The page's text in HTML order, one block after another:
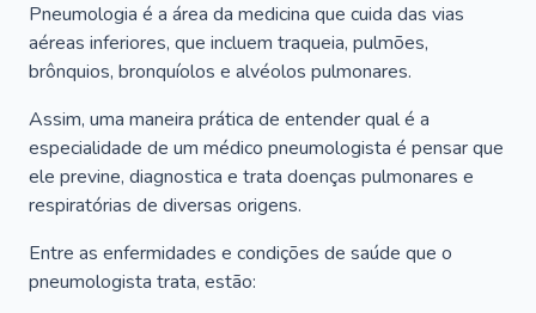
Pneumologia é a área da medicina que cuida das vias
aéreas inferiores, que incluem traqueia, pulmões,
brônquios, bronquíolos e alvéolos pulmonares.
Assim, uma maneira prática de entender qual é a
especialidade de um médico pneumologista é pensar que
ele previne, diagnostica e trata doenças pulmonares e
respiratórias de diversas origens.
Entre as enfermidades e condições de saúde que o
pneumologista trata, estão: